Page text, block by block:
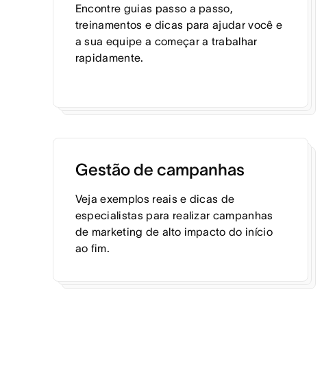
Encontre guias passo a passo,
treinamentos e dicas para ajudar você e
a sua equipe a começar a trabalhar
rapidamente.
Gestão de campanhas
Veja exemplos reais e dicas de
especialistas para realizar campanhas
de marketing de alto impacto do início
ao fim.